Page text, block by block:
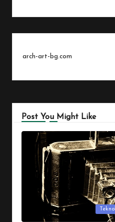
arch-art-bg.com
Post You Might Like